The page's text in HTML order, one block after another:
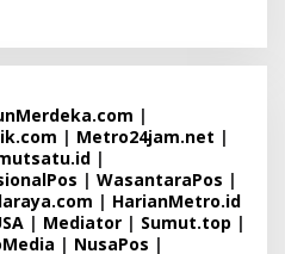
|
| Metro24jam.net |
|
| WasantaraPos |
| HarianMetro.id
| Mediator | Sumut.top |
| NusaPos |